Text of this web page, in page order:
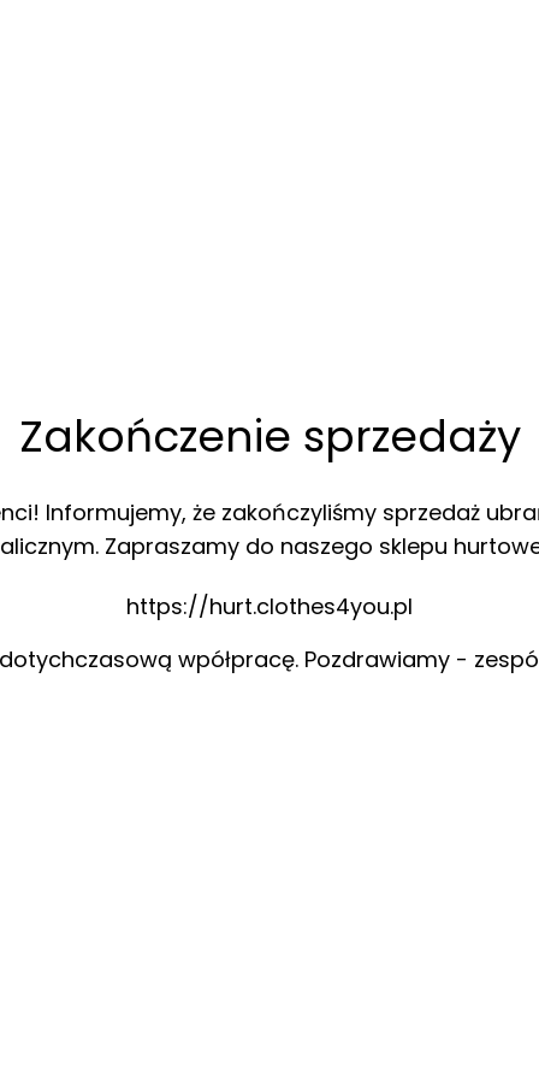
Zakończenie sprzedaży
Informujemy, że zakończyliśmy sprzedaż
Zapraszamy do naszego sklepu
https://hurt.clothes4you.pl
wpółpracę. Pozdrawiamy -